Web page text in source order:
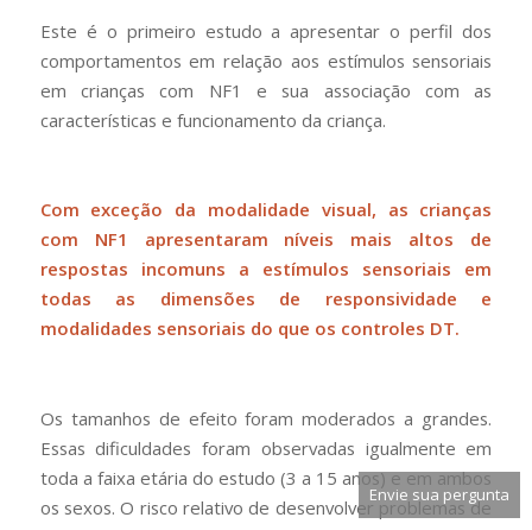
Envie sua pergunta
Este é o primeiro estudo a apresentar o perfil dos
comportamentos em relação aos estímulos sensoriais
em crianças com NF1 e sua associação com as
características e funcionamento da criança.
Com exceção da modalidade visual, as crianças
com NF1 apresentaram níveis mais altos de
respostas incomuns a estímulos sensoriais em
todas as dimensões de responsividade e
modalidades sensoriais do que os controles DT.
Os tamanhos de efeito foram moderados a grandes.
Essas dificuldades foram observadas igualmente em
toda a faixa etária do estudo (3 a 15 anos) e em ambos
os sexos. O risco relativo de desenvolver problemas de